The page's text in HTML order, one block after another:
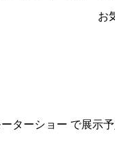
お
ターショー で展示